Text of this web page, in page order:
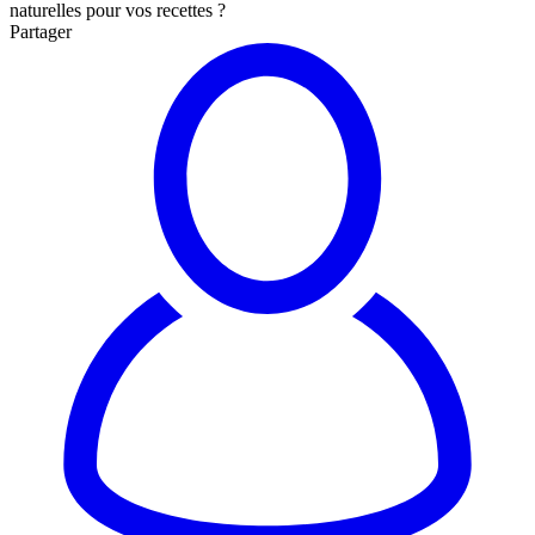
naturelles pour vos recettes ?
Partager